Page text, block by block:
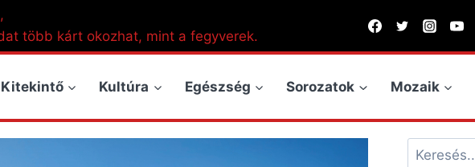
több kárt okozhat, mint a fegyverek.
Kitekintő Kultúra Egészség Sorozatok Mozaik
Keresés